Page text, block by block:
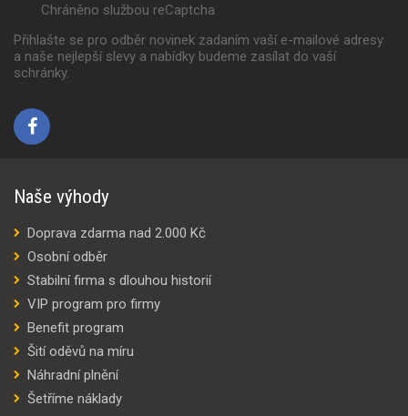
Chráněno službou reCaptcha
Přihlašte se pro odběr novinek zadaním vaší e-mailové adresy
a naše nejlepší slevy a nabídky budeme zasílat do vaší
schránky.
Naše výhody
Doprava zdarma nad 2.000 Kč
Osobní odběr
Stabilní firma s dlouhou historií
VIP program pro firmy
Benefit program
Šití oděvů na míru
Náhradní plnění
Šetříme náklady